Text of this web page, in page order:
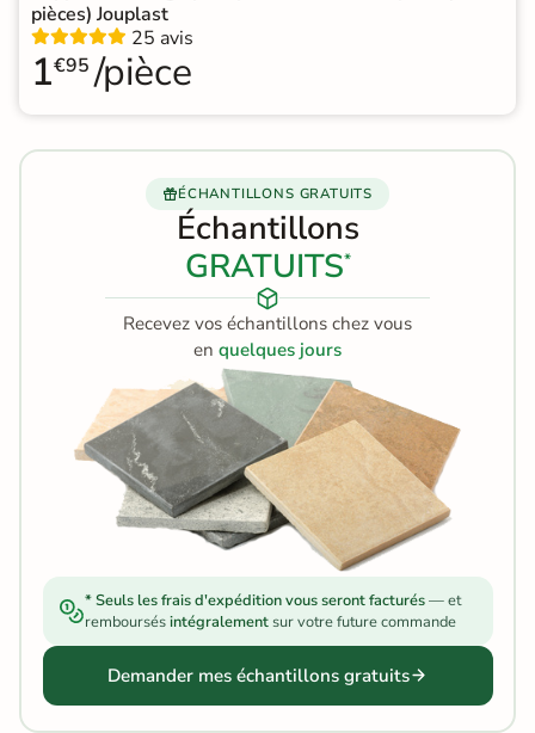
pièces) Jouplast
25 avis
1€95 /pièce
ÉCHANTILLONS GRATUITS
Échantillons
GRATUITS*
Recevez vos échantillons chez vous
en quelques jours
* Seuls les frais d'expédition vous seront facturés— et
remboursésintégralementsur votre future commande
Demander mes échantillons gratuits